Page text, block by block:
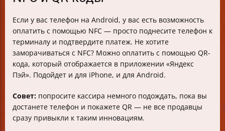
Если у вас телефон на Android, у вас есть возможность
оплатить с помощью NFC — просто поднесите телефон к
терминалу и подтвердите платеж. Не хотите
заморачиваться с NFC? Можно оплатить с помощью QR-
кода, который отображается в приложении «Яндекс
Пэй». Подойдет и для iPhone, и для Android.
Совет: попросите кассира немного подождать, пока вы
достанете телефон и покажете QR — не все продавцы
сразу привыкли к таким инновациям.